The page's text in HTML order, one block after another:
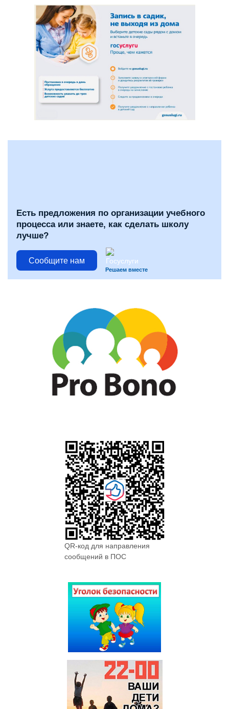
Есть предложения по организации учебного
процесса или знаете, как сделать школу
лучше?
Сообщите нам
Решаем вместе
QR-код для направления
сообщений в ПОС